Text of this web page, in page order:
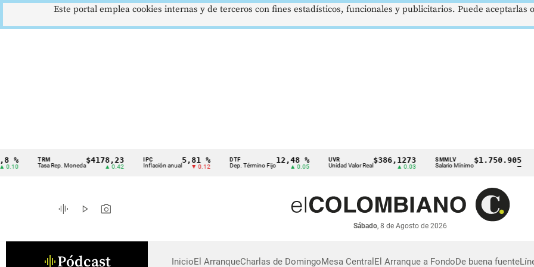
Cintillo
indicadores
económicos
Tasa Rep. Moneda
$4178,23
▲ 0.42 Inflación anual
5,81 %
▼ 0.12 Dep. Término Fijo
12,48 %
▲ 0.05 Unidad Valor Real
$386,1273
▲ 0.03
SMMLV
Salario Mínimo
$1.750.905
graphic_eq play_arrow photo_camera
Sábado, 8 de Agosto de 2026
graphic_eqPódcast InicioEl ArranqueCharlas de DomingoMesa Central El Arranque a FondoDe buena fuente
Este portal emplea cookies internas y de terceros con fines estadísticos, funcionales y publicitarios. Puede aceptarlas